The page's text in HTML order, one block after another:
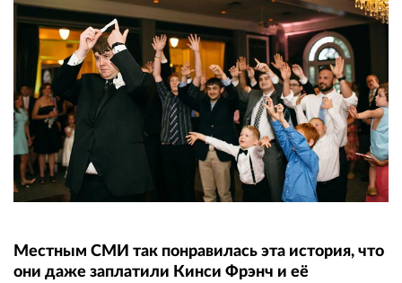
Местным СМИ так понравилась эта история, что
они даже заплатили Кинси Фрэнч и её